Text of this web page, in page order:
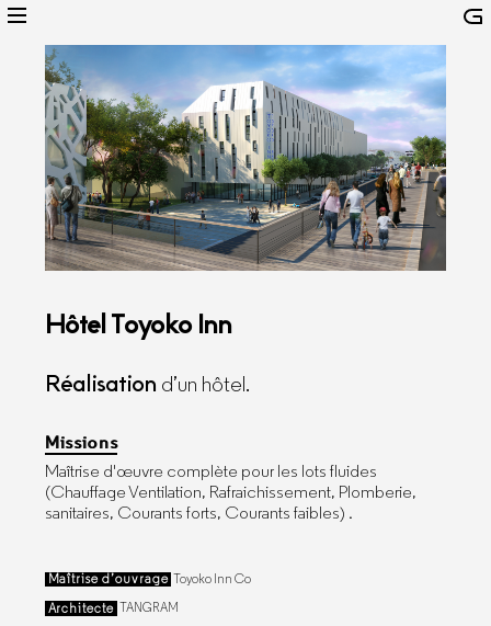
Hôtel Toyoko Inn
Réalisation d’un hôtel.
Missions
Maîtrise d'œuvre complète pour les lots fluides
(Chauffage Ventilation, Rafraichissement, Plomberie,
sanitaires, Courants forts, Courants faibles) .
Maîtrise d’ouvrage Toyoko Inn Co
Architecte TANGRAM